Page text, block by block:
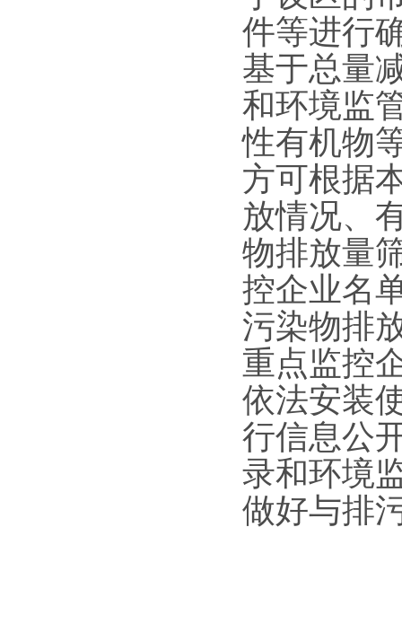
件等进行
基于总量
和环境监
性有机物
方可根据
放情况、
物排放量
控企业名
污染物排
重点监控
依法安装
行信息公
录和环境
做好与排